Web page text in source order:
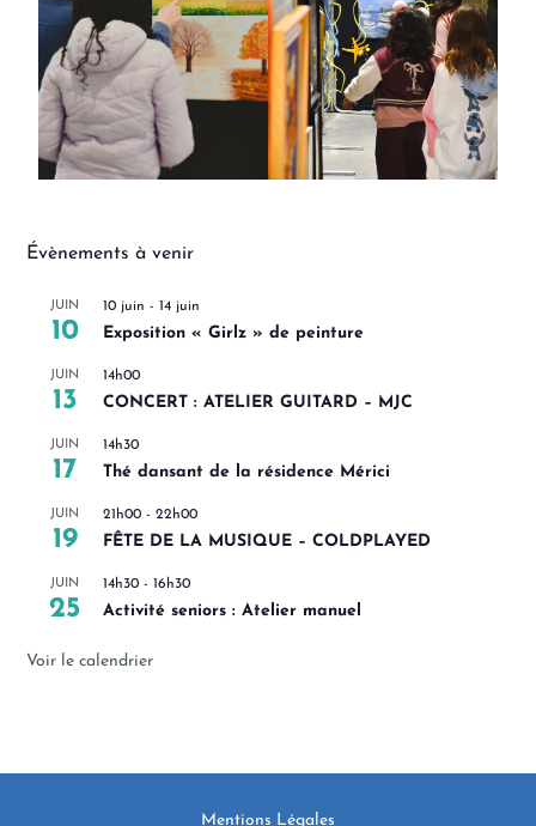
Évènements à venir
JUIN
10
10 juin -14 juin
Exposition « Girlz » de peinture
JUIN
13
14h00
CONCERT : ATELIER GUITARD – MJC
JUIN
17
14h30
Thé dansant de la résidence Mérici
JUIN
19
21h00 -22h00
FÊTE DE LA MUSIQUE – COLDPLAYED
JUIN
25
14h30 -16h30
Activité seniors : Atelier manuel
Voir le calendrier
Mentions Légales